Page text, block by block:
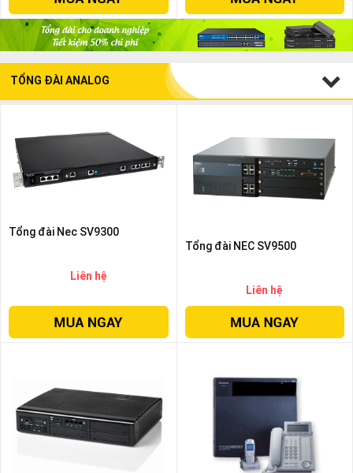
TỔNG ĐÀI ANALOG
Tổng đài Nec SV9300
Liên hệ
Tổng đài NEC SV9500
Liên hệ